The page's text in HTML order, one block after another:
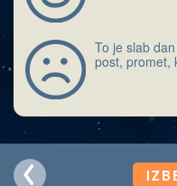
To je slab
post, promet,